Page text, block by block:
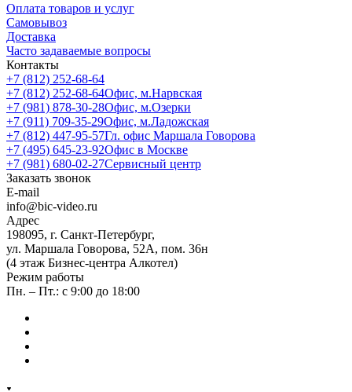
Оплата товаров и услуг
Самовывоз
Доставка
Часто задаваемые вопросы
Контакты
+7 (812) 252-68-64
+7 (812) 252-68-64Офис, м.Нарвская
+7 (981) 878-30-28Офис, м.Озерки
+7 (911) 709-35-29Офис, м.Ладожская
+7 (812) 447-95-57Гл. офис Маршала Говорова
+7 (495) 645-23-92Офис в Москве
+7 (981) 680-02-27Сервисный центр
Заказать звонок
E-mail
info@bic-video.ru
Адрес
198095, г. Санкт-Петербург,
ул. Маршала Говорова, 52А, пом. 36н
(4 этаж Бизнес-центра Алкотел)
Режим работы
Пн. – Пт.: с 9:00 до 18:00